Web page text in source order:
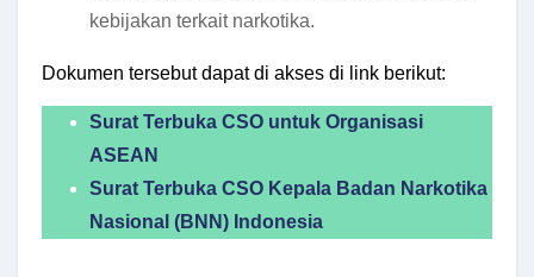
kebijakan terkait narkotika.
Dokumen tersebut dapat di akses di link berikut:
Surat Terbuka CSO untuk Organisasi
ASEAN
Surat Terbuka CSO Kepala Badan Narkotika
Nasional (BNN) Indonesia